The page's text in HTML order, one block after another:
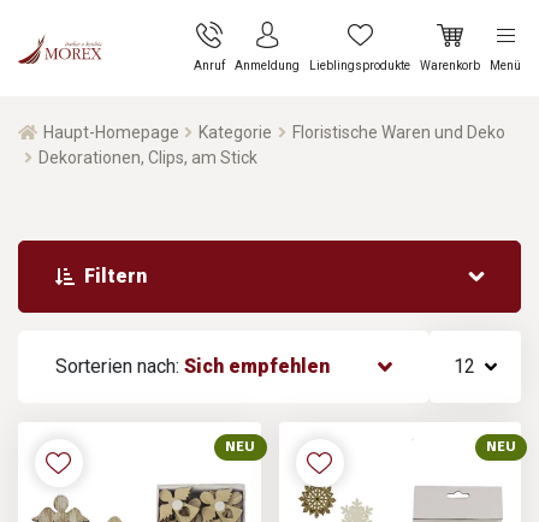
Anruf Anmeldung Lieblingsprodukte Warenkorb Menü
Haupt-Homepage Kategorie
Floristische Waren und Deko
Dekorationen, Clips, am Stick
Sorterien nach: Sich empfehlen 12
Filtern
NEU NEU